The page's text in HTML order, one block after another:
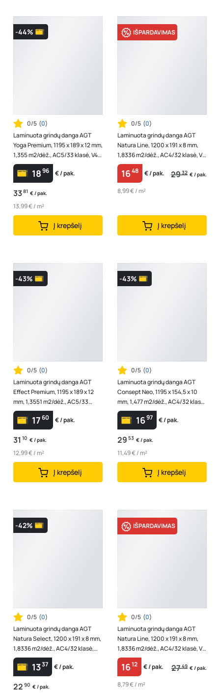
-44%
0/5 (0)
Laminuota grindų danga AGT
Yoga Premium, 1195 x 189 x 12 mm,
1,355 m2/dėž., AC5/33 klasė, V4,
"Prana" spalvos
1896 € / pak.
3381 € / pak.
13,99 € / m²
Į krepšelį
IŠPARDAVIMAS
0/5 (0)
Laminuota grindų danga AGT
Natura Line, 1200 x 191 x 8 mm,
1,8336 m2/dėž., AC4/32 klasė, V4,
spl. ąžuolas "Ren"
1648 € / pak. 2932 € / pak.
8,99 € / m²
Į krepšelį
-43%
0/5 (0)
Laminuota grindų danga AGT
Effect Premium, 1195 x 189 x 12
mm, 1,3551 m2/dėž., AC5/33
klasė, V4, spl. "Tibet"
1760 € / pak.
31 10 € / pak.
12,99 € / m²
Į krepšelį
-43%
0/5 (0)
Laminuota grindų danga AGT
Consept Neo, 1195 x 154,5 x 10
mm, 1,477 m2/dėž., AC4/32 klasė,
V4, spl. "Portello"
1697 € / pak.
29 53 € / pak.
11,49 € / m²
Į krepšelį
-42%
0/5 (0)
Laminuota grindų danga AGT
Natura Select, 1200 x 191 x 8 mm,
1,8336 m2/dėž., AC4/32 klasė,
ąžuolo "Olympus" spalvos
1337 € / pak.
22 90 € / pak.
IŠPARDAVIMAS
0/5 (0)
Laminuota grindų danga AGT
Natura Line, 1200 x 191 x 8 mm,
1,8336 m2/dėž., AC4/32 klasė, V4,
spl. "Gala"
1612 € / pak. 2749 € / pak.
8,79 € / m²